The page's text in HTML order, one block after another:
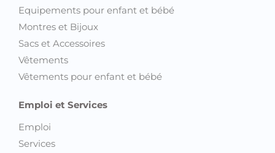
Equipements pour enfant et bébé
Montres et Bijoux
Sacs et Accessoires
Vêtements
Vêtements pour enfant et bébé
Emploi et Services
Emploi
Services